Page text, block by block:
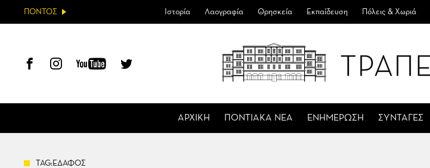
ΠΟΝΤΟΣ Ιστορία Λαογραφία Θρησκεία Εκπαίδευση Πόλεις & Χωριά
ΑΡΧΙΚΗ ΠΟΝΤΙΑΚΑ ΝΕΑ ΕΝΗΜΕΡΩΣΗ ΣΥΝΤΑΓΕΣ
TAG:ΕΔΑΦΟΣ